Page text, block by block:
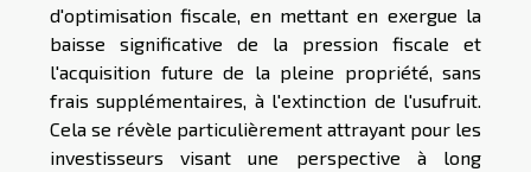
d'optimisation fiscale, en mettant en exergue la
baisse significative de la pression fiscale et
l'acquisition future de la pleine propriété, sans
frais supplémentaires, à l'extinction de l'usufruit.
Cela se révèle particulièrement attrayant pour les
investisseurs visant une perspective à long